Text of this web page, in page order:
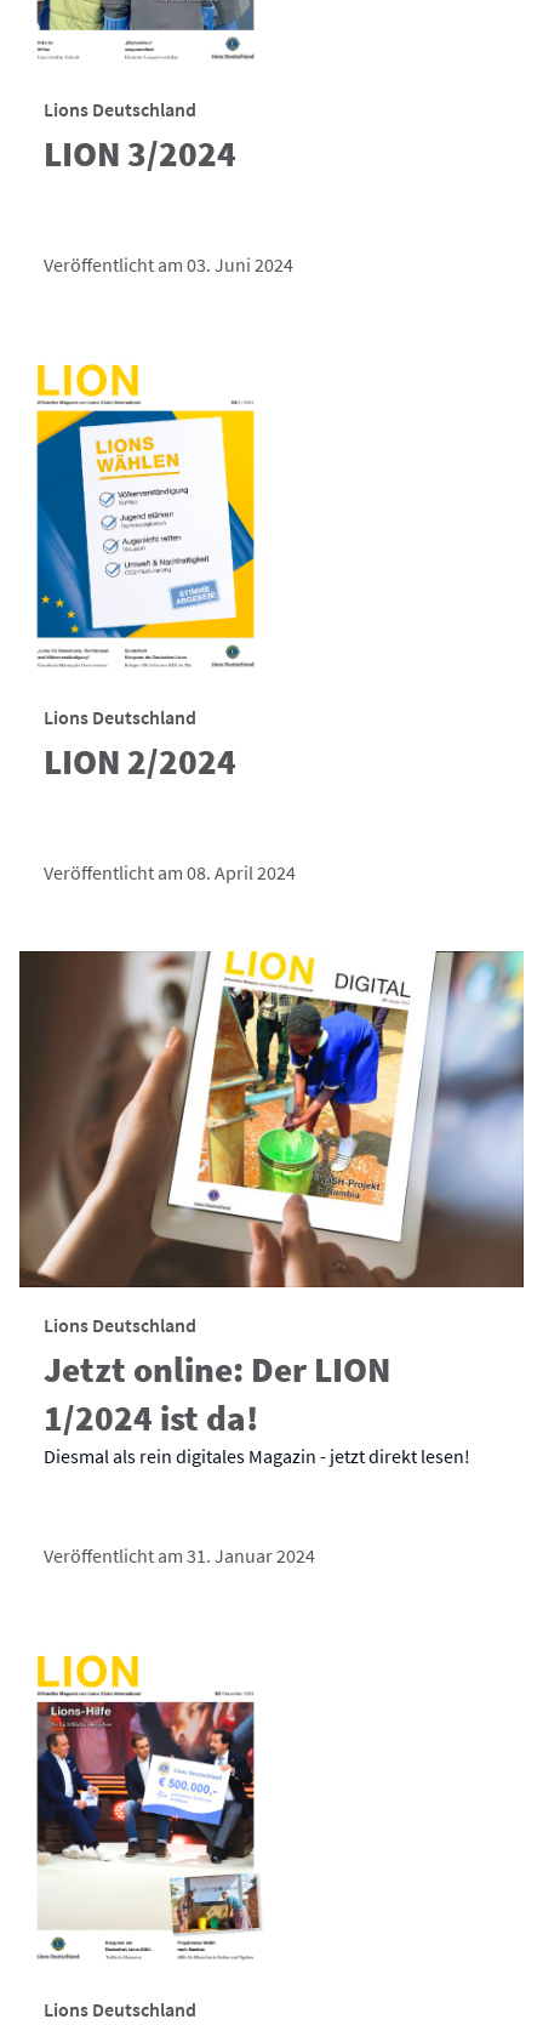
Lions Deutschland
LION 3/2024
Veröffentlicht am 03. Juni 2024
Lions Deutschland
LION 2/2024
Veröffentlicht am 08. April 2024
Lions Deutschland
Jetzt online: Der LION
1/2024 ist da!
Diesmal als rein digitales Magazin - jetzt direkt lesen!
Veröffentlicht am 31. Januar 2024
Lions Deutschland